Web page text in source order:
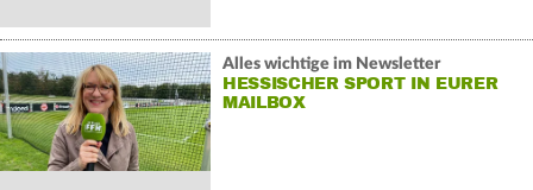
Alles wichtige im Newsletter
HESSISCHER SPORT IN EURER
MAILBOX